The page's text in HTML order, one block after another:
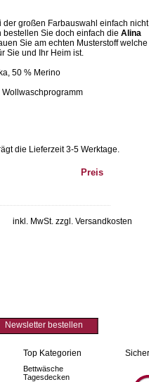
der großen Farbauswahl einfach nicht
Sie doch einfach die Alina
Sie am echten Musterstoff welche
Sie und Ihr Heim ist.
50 % Merino
Wollwaschprogramm
die Lieferzeit 3-5 Werktage.
Preis
inkl. MwSt. zzgl. Versandkosten
Newsletter bestellen
Top Kategorien
Bettwäsche
Tagesdecken